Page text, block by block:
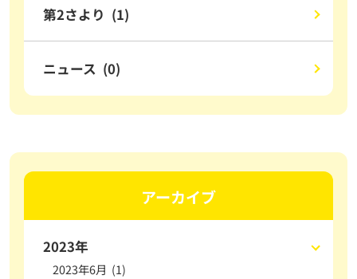
第2さより (1)
ニュース (0)
アーカイブ
2023年
2023年6月 (1)